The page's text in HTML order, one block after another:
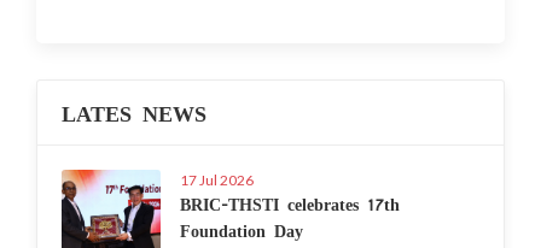
LATES NEWS
17 Jul 2026
BRIC-THSTI celebrates 17th
Foundation Day